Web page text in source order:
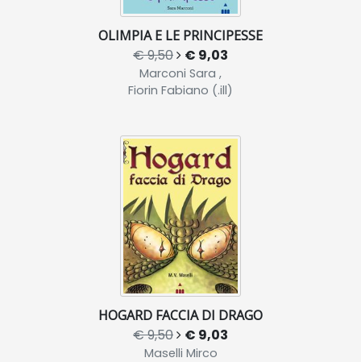
OLIMPIA E LE PRINCIPESSE
€ 9,50 € 9,03
Marconi Sara ,
Fiorin Fabiano (.ill)
HOGARD FACCIA DI DRAGO
€ 9,50 € 9,03
Maselli Mirco